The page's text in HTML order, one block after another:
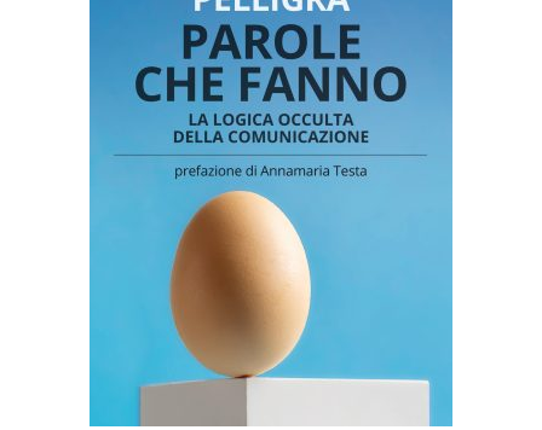
AGGIUNGI AL CARRELLO